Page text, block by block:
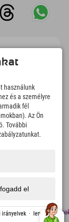
km
ajánlanak
Fenntarthatósági
használunk
és a személyre
fél
Az Ön
További
el
irányelvek · lenyomat